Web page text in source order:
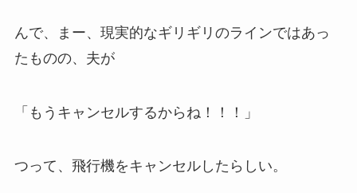
んで、まー、現実的なギリギリのラインではあっ
たものの、夫が
「もうキャンセルするからね！！！」
つって、飛行機をキャンセルしたらしい。